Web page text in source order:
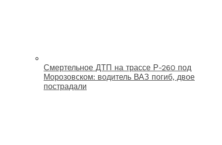
Смертельное ДТП на трассе Р-260 под
Морозовском: водитель ВАЗ погиб, двое
пострадали